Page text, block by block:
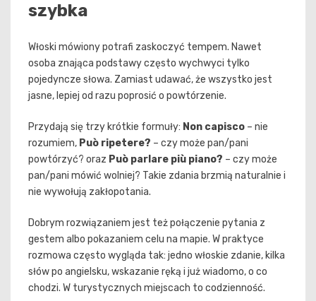
szybka
Włoski mówiony potrafi zaskoczyć tempem. Nawet
osoba znająca podstawy często wychwyci tylko
pojedyncze słowa. Zamiast udawać, że wszystko jest
jasne, lepiej od razu poprosić o powtórzenie.
Przydają się trzy krótkie formuły: Non capisco – nie
rozumiem, Può ripetere? – czy może pan/pani
powtórzyć? oraz Può parlare più piano? – czy może
pan/pani mówić wolniej? Takie zdania brzmią naturalnie i
nie wywołują zakłopotania.
Dobrym rozwiązaniem jest też połączenie pytania z
gestem albo pokazaniem celu na mapie. W praktyce
rozmowa często wygląda tak: jedno włoskie zdanie, kilka
słów po angielsku, wskazanie ręką i już wiadomo, o co
chodzi. W turystycznych miejscach to codzienność.